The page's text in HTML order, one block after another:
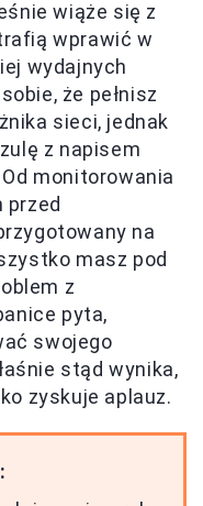
wiąże się z
wprawić w
wydajnych
że pełnisz
sieci, jednak
z napisem
Od monitorowania
przed
na
masz pod
z
pyta,
swojego
stąd wynika,
zyskuje aplauz.